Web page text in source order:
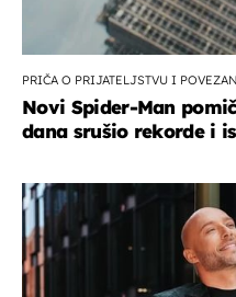
PRIČA O PRIJATELJSTVU I
Novi Spider-Man
dana srušio rekorde i